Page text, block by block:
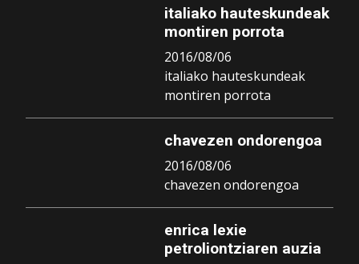
italiako hauteskundeak
montiren porrota
2016/08/06
italiako hauteskundeak
montiren porrota
chavezen ondorengoa
2016/08/06
chavezen ondorengoa
enrica lexie
petroliontziaren auzia